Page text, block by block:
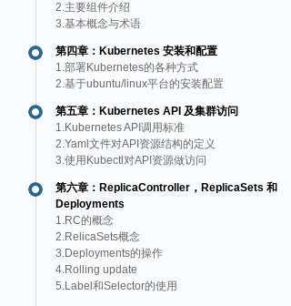
2.主要组件介绍
3.基本概念与术语
第四章：Kubernetes 安装和配置
1.部署Kubernetes的各种方式
2.基于ubuntu/linux平台的安装配置
第五章：Kubernetes API 及集群访问
1.Kubernetes API调用标准
2.Yaml文件对API资源结构的定义
3.使用Kubectl对API资源做访问
第六章：ReplicaController，ReplicaSets 和
Deployments
1.RC的概念
2.RelicaSets概念
3.Deployments的操作
4.Rolling update
5.Label和Selector的使用